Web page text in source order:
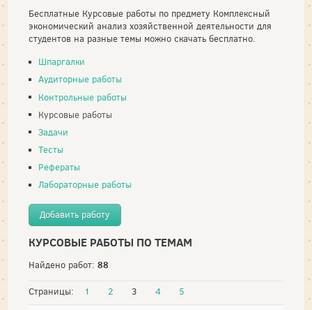
Бесплатные Курсовые работы по предмету Комплексный
экономический анализ хозяйственной деятельности для
студентов на разные темы можно скачать бесплатно.
Шпаргалки
Аудиторные работы
Контрольные работы
Курсовые работы
Задачи
Тесты
Рефераты
Лабораторные работы
Добавить работу
КУРСОВЫЕ РАБОТЫ ПО ТЕМАМ
Найдено работ: 88
Страницы: 1 2 3 4 5